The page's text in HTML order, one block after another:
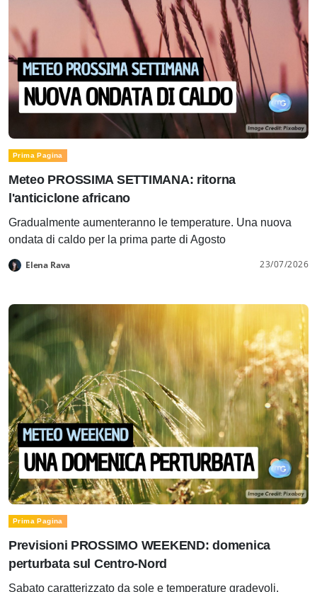
Prima Pagina
Meteo PROSSIMA SETTIMANA: ritorna
l'anticiclone africano
Gradualmente aumenteranno le temperature. Una nuova
ondata di caldo per la prima parte di Agosto
Elena Rava 23/07/2026
Prima Pagina
Previsioni PROSSIMO WEEKEND: domenica
perturbata sul Centro-Nord
Sabato caratterizzato da sole e temperature gradevoli.